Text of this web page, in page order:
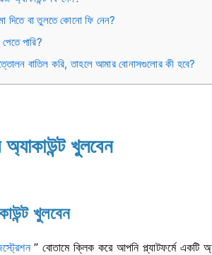
দিতে বা তুলতে কোনো ফি নেন?
পারি?
বাতিল করি, তাহলে আমার বোনাসগুলোর কী হবে?
খুলবেন
খুলবেন
” বোতামে ক্লিক করে আপনি প্ল্যাটফর্মে একটি